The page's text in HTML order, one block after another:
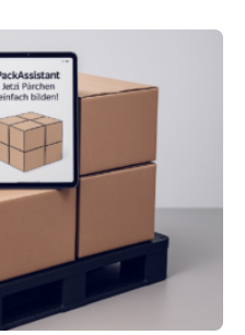
lässt sich auf alle
Eine Falzmaschine
Profis. Eine solche
Broschüren, Prospekte,
mehrere Zehntausend
Maschinentyp und